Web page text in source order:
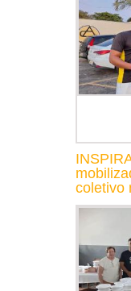
coletivo